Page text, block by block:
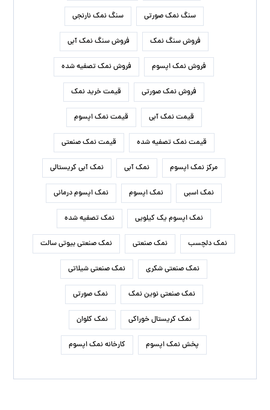
سنگ نمک صورتی سنگ نمک نارنجی
فروش سنگ نمک فروش سنگ نمک آبی
فروش نمک اپسوم فروش نمک تصفیه شده
فروش نمک صورتی قیمت خرید نمک
قیمت نمک آبی قیمت نمک اپسوم
قیمت نمک تصفیه شده قیمت نمک صنعتی
مرکز نمک اپسوم نمک آبی نمک آبی کریستالی
نمک اسبی نمک اپسوم نمک اپسوم درمانی
نمک اپسوم یک کیلویی نمک تصفیه شده
نمک دلچسب نمک صنعتی نمک صنعتی بیوتی سالت
نمک صنعتی شکری نمک صنعتی شیلاتی
نمک صنعتی نوین نمک نمک صورتی
نمک کریستال خوراکی نمک کلوان
پخش نمک اپسوم کارخانه نمک اپسوم